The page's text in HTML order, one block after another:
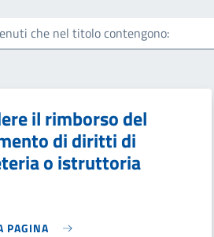
che nel titolo contengono:
il rimborso del
di diritti di
o istruttoria
PAGINA